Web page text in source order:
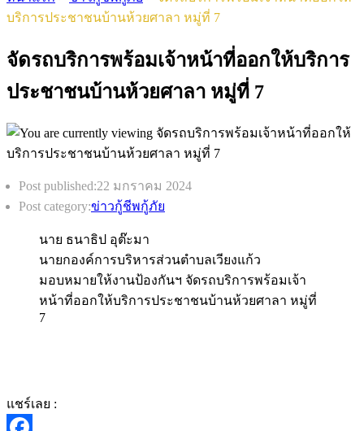
บริการประชาชนบ้านห้วยศาลา หมู่ที่ 7
จัดรถบริการพร้อมเจ้าหน้าที่ออกให้บริการ
ประชาชนบ้านห้วยศาลา หมู่ที่ 7
Post published:22 มกราคม 2024
Post category:ข่าวกู้ชีพกู้ภัย
นาย ธนาธิป อุต๊ะมา
นายกองค์การบริหารส่วนตำบลเวียงแก้ว
มอบหมายให้งานป้องกันฯ จัดรถบริการพร้อมเจ้า
หน้าที่ออกให้บริการประชาชนบ้านห้วยศาลา หมู่ที่
7
แชร์เลย :